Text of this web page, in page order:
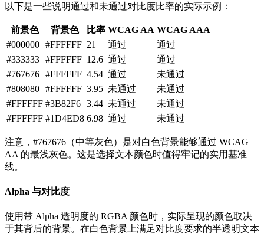
以下是一些说明通过和未通过对比度比率的实际示例：
前景色 背景色 比率 WCAG AA WCAG AAA
#000000 #FFFFFF 21 通过
通过
#333333 #FFFFFF 12.6 通过
通过
#767676 #FFFFFF 4.54 通过
未通过
#808080 #FFFFFF 3.95 未通过
未通过
#FFFFFF #3B82F6 3.44 未通过
未通过
#FFFFFF #1D4ED8 6.98 通过 未通过
注意，#767676（中等灰色）是对白色背景能够通过 WCAG
AA 的最浅灰色。这是选择文本颜色时值得牢记的实用基准
线。
Alpha 与对比度
使用带 Alpha 透明度的 RGBA 颜色时，实际呈现的颜色取决
于其背后的背景。在白色背景上满足对比度要求的半透明文本